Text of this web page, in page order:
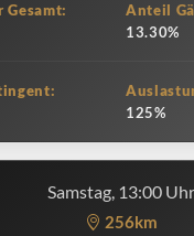
Gesamt:
Anteil
13.30%
125%
Samstag, 13:00 Uhr
256km